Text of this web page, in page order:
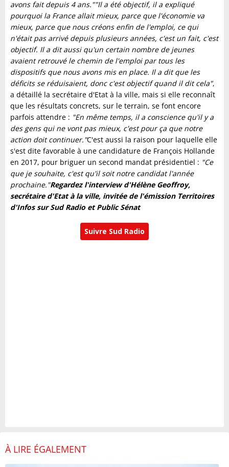
avons fait depuis 4 ans.""Il a été objectif, il a expliqué
pourquoi la France allait mieux, parce que l'économie va
mieux, parce que nous créons enfin de l'emploi, ce qui
n'était pas arrivé depuis plusieurs années, c'est un fait, c'est
objectif. Il a dit aussi qu'un certain nombre de jeunes
avaient retrouvé le chemin de l'emploi par tous les
dispositifs que nous avons mis en place. Il a dit que les
déficits se réduisaient, donc c'est objectif quand il dit cela",
a détaillé la secrétaire d'Etat à la ville, mais si elle reconnaît
que les résultats concrets, sur le terrain, se font encore
parfois attendre : "En même temps, il a conscience qu'il y a
des gens qui ne vont pas mieux, c'est pour ça que notre
action doit continuer."C'est aussi la raison pour laquelle elle
s'est dite favorable à une candidature de François Hollande
en 2017, pour briguer un second mandat présidentiel : "Ce
que je souhaite, c'est qu'il soit notre candidat l'année
prochaine."Regardez l'interview d'Hélène Geoffroy,
secrétaire d'Etat à la ville, invitée de l'émission Territoires
d'Infos sur Sud Radio et Public Sénat
Suivre Sud Radio
À LIRE ÉGALEMENT